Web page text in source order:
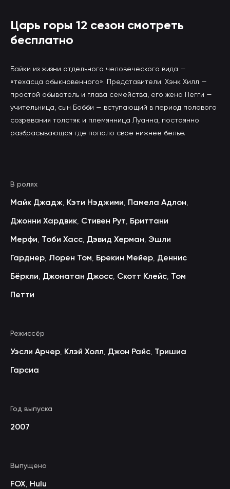
Царь горы 12 сезон смотреть
бесплатно
Байки из жизни отдельного человеческого вида —
«техасца обыкновенного». Представители: Хэнк Хилл —
простой обыватель и глава семейства, его жена Пегги —
учительница, сын Бобби — вступающий в период полового
созревания толстяк и племянница Луанна, постоянно
разбрасывающая где попало свое нижнее белье.
В ролях
Майк Джадж Кэти Нэджими Памела Адлон
Джонни Хардвик Стивен Рут Бриттани
Мерфи Тоби Хасс Дэвид Херман Эшли
Гарднер Лорен Том Брекин Мейер Деннис
Бёркли Джонатан Джосс Скотт Клейс Том
Петти
Режиссёр
Уэсли Арчер Клэй Холл Джон Райс Тришиа
Гарсиа
Год выпуска
2007
Выпущено
FOX Hulu